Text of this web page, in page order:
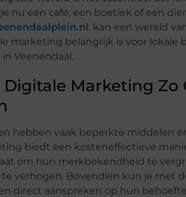
nu een café, een boetiek of een
. kan een wereld
marketing belangrijk is voor
Veenendaal.
Marketing Zo
hebben vaak beperkte middelen
biedt een kosteneffectieve
om hun merkbekendheid te
verhogen. Bovendien kun je met
direct aanspreken op hun